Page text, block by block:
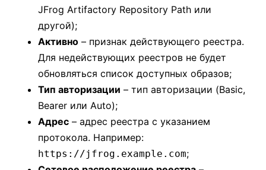
JFrog Artifactory Repository Path или
другой);
Активно – признак действующего реестра.
Для недействующих реестров не будет
обновляться список доступных образов;
Тип авторизации – тип авторизации (Basic,
Bearer или Auto);
Адрес – адрес реестра с указанием
протокола. Например:
https://jfrog.example.com;